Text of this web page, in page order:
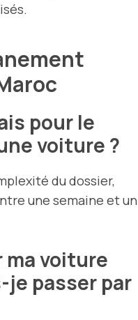
pour le
voiture ?
du dossier,
une semaine et un
ma voiture
je passer par